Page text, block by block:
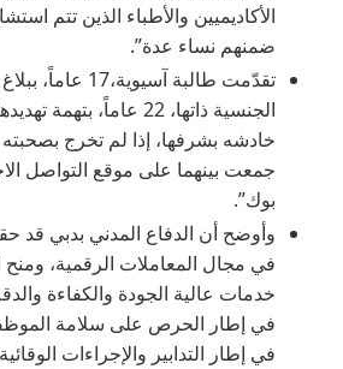
الأكاديميين والأطباء الذين تتم
ضمنهم نساء عدة”.
تقدّمت طالبة
الجنسية ذاتها، 22 عاماً،
خادشه بشرفها، إذا لم تخرج
جمعت بينهما على موقع التواصل
بوك”.
وأوضح أن الدفاع المدني بدبي قد
في مجال المعاملات الرقمية، ومنح
خدمات عالية الجودة والكفاءة
في إطار الحرص على سلامة
في إطار التدابير والإجراءات